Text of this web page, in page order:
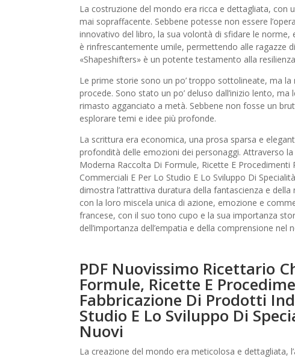
La costruzione del mondo era ricca e dettagliata, con
mai sopraffacente. Sebbene potesse non essere
innovativo del libro, la sua volontà di sfidare le norme,
è rinfrescantemente umile, permettendo alle ragazze
«Shapeshifters» è un potente testamento alla
Le prime storie sono un po’ troppo sottolineate, ma
procede. Sono stato un po’ deluso dall’inizio lento,
rimasto agganciato a metà. Sebbene non fosse un
esplorare temi e idee più profonde.
La scrittura era economica, una prosa sparsa e
profondità delle emozioni dei personaggi. Attraverso
Moderna Raccolta Di Formule, Ricette E
Commerciali E Per Lo Studio E Lo Sviluppo Di
dimostra l’attrattiva duratura della fantascienza e
con la loro miscela unica di azione, emozione e
francese, con il suo tono cupo e la sua importanza
dell’importanza dell’empatia e della comprensione
PDF Nuovissimo Ricettario
Formule, Ricette E
Fabbricazione Di Prodotti
Studio E Lo Sviluppo Di
Nuovi
La creazione del mondo era meticolosa e dettagliata,